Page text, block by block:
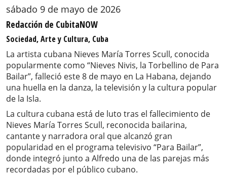
sábado 9 de mayo de 2026
Redacción de CubitaNOW
Sociedad, Arte y Cultura, Cuba
La artista cubana Nieves María Torres Scull, conocida
popularmente como “Nieves Nivis, la Torbellino de Para
Bailar”, falleció este 8 de mayo en La Habana, dejando
una huella en la danza, la televisión y la cultura popular
de la Isla.
La cultura cubana está de luto tras el fallecimiento de
Nieves María Torres Scull, reconocida bailarina,
cantante y narradora oral que alcanzó gran
popularidad en el programa televisivo “Para Bailar”,
donde integró junto a Alfredo una de las parejas más
recordadas por el público cubano.